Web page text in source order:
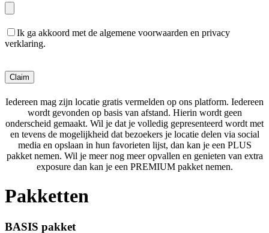
Ik ga akkoord met de algemene voorwaarden en privacy
verklaring.
Iedereen mag zijn locatie gratis vermelden op ons platform. Iedereen
wordt gevonden op basis van afstand. Hierin wordt geen
onderscheid gemaakt. Wil je dat je volledig gepresenteerd wordt met
en tevens de mogelijkheid dat bezoekers je locatie delen via social
media en opslaan in hun favorieten lijst, dan kan je een PLUS
pakket nemen. Wil je meer nog meer opvallen en genieten van extra
exposure dan kan je een PREMIUM pakket nemen.
Pakketten
BASIS pakket